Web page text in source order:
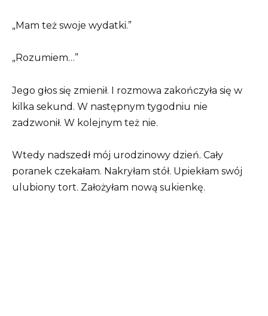
„Mam też swoje wydatki.”
„Rozumiem…”
Jego głos się zmienił. I rozmowa zakończyła się w
kilka sekund. W następnym tygodniu nie
zadzwonił. W kolejnym też nie.
Wtedy nadszedł mój urodzinowy dzień. Cały
poranek czekałam. Nakryłam stół. Upiekłam swój
ulubiony tort. Założyłam nową sukienkę.